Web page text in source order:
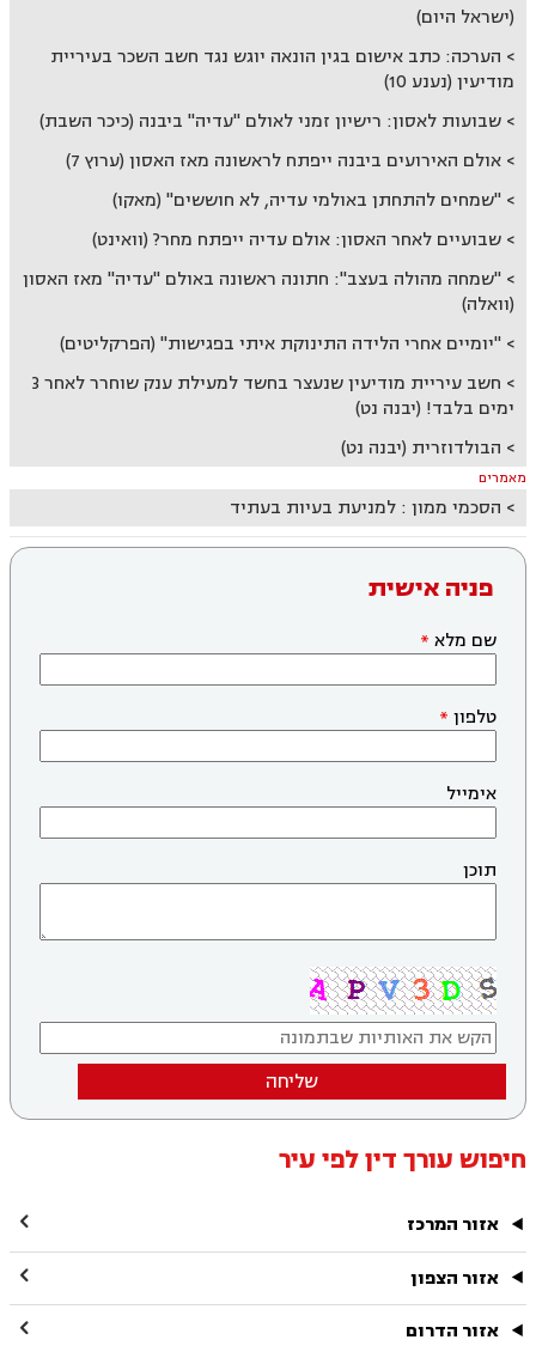
(ישראל היום)
הערכה: כתב אישום בגין הונאה יוגש נגד חשב השכר בעיריית
מודיעין (נענע 10)
שבועות לאסון: רישיון זמני לאולם "עדיה" ביבנה (כיכר השבת)
אולם האירועים ביבנה ייפתח לראשונה מאז האסון (ערוץ 7)
"שמחים להתחתן באולמי עדיה, לא חוששים" (מאקו)
שבועיים לאחר האסון: אולם עדיה ייפתח מחר? (וואינט)
"שמחה מהולה בעצב": חתונה ראשונה באולם "עדיה" מאז האסון
(וואלה)
"יומיים אחרי הלידה התינוקת איתי בפגישות" (הפרקליטים)
חשב עיריית מודיעין שנעצר בחשד למעילת ענק שוחרר לאחר 3
ימים בלבד! (יבנה נט)
הבולדוזרית (יבנה נט)
מאמרים
הסכמי ממון : למניעת בעיות בעתיד
פניה אישית
שם מלא
טלפון
אימייל
תוכן
שליחה
חיפוש עורך דין לפי עיר
אזור המרכז 
אזור הצפון 
אזור הדרום 